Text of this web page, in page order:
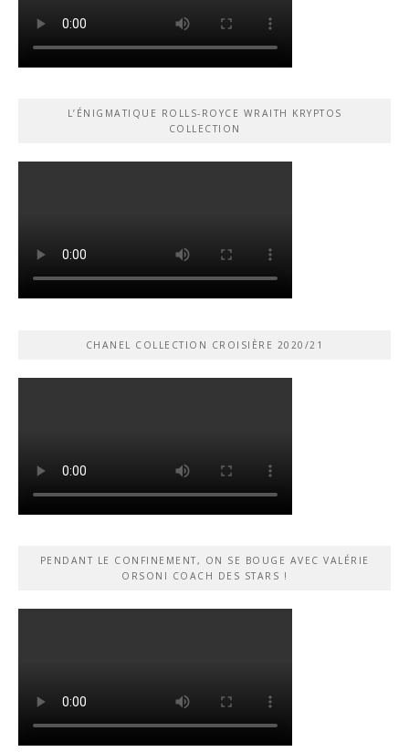
L’ÉNIGMATIQUE ROLLS-ROYCE WRAITH KRYPTOS
COLLECTION
CHANEL COLLECTION CROISIÈRE 2020/21
PENDANT LE CONFINEMENT, ON SE BOUGE AVEC VALÉRIE
ORSONI COACH DES STARS !